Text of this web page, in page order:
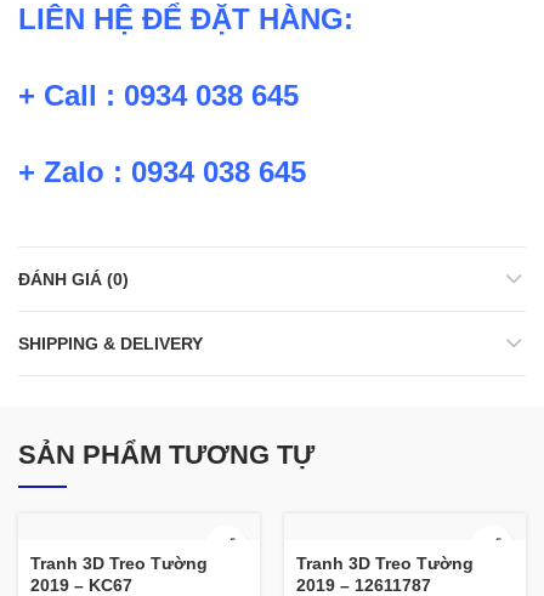
LIÊN HỆ ĐỂ ĐẶT HÀNG:
+ Call : 0934 038 645
+ Zalo : 0934 038 645
ĐÁNH GIÁ (0)
SHIPPING & DELIVERY
SẢN PHẨM TƯƠNG TỰ
Tranh 3D Treo Tường
2019 – KC67
Tranh 3D Treo Tường
2019 – 12611787